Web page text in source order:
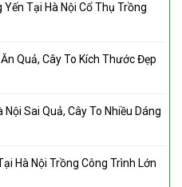
Tại Hà Nội Cổ Thụ Trồng
Quả, Cây To Kích Thước Đẹp
Nội Sai Quả, Cây To Nhiều Dáng
Hà Nội Trồng Công Trình Lớn